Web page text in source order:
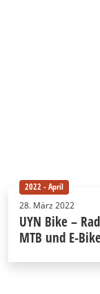
2022 - April
28. März 2022
UYN Bike –
MTB und E-